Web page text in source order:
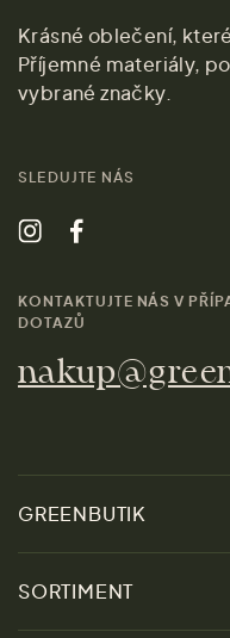
Krásné oblečení,
Příjemné materiály,
vybrané značky.
SLEDUJTE NÁS
KONTAKTUJTE NÁS V
DOTAZŮ
GREENBUTIK
SORTIMENT